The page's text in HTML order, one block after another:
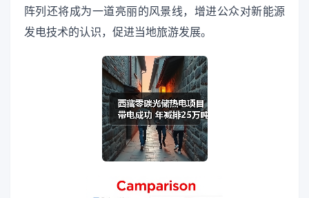
阵列还将成为一道亮丽的风景线，增进公众对新能源
发电技术的认识，促进当地旅游发展。